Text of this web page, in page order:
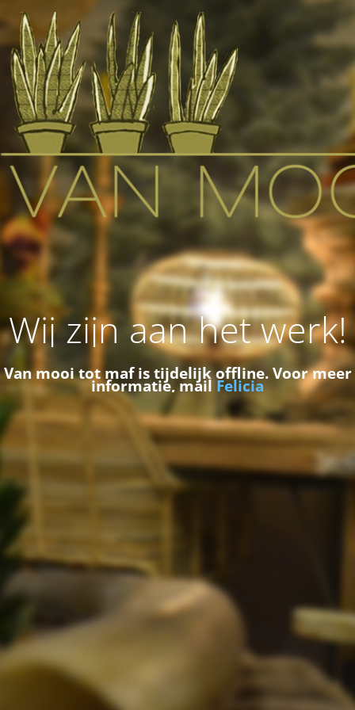
Wij zijn aan het werk!
Van mooi tot maf is tijdelijk offline. Voor meer
informatie, mail Felicia